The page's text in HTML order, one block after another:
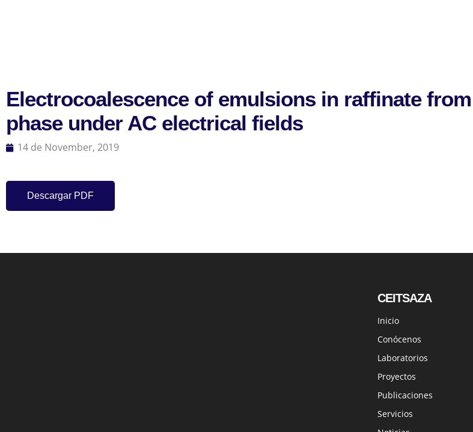
Electrocoalescence of emulsions in raffinate
phase under AC electrical fields
14 de November, 2019
Descargar PDF
CEITSAZA
Inicio
Conócenos
Laboratorios
Proyectos
Publicaciones
Servicios